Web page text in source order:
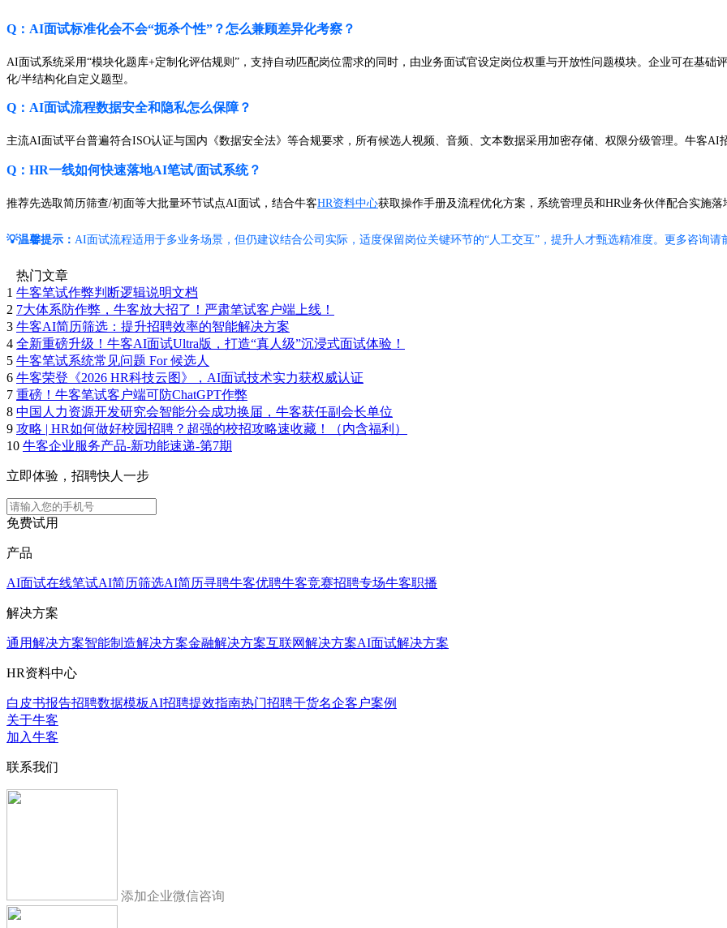
Q：AI面试标准化会不会“扼杀个性”？怎么兼顾差异化考察？
AI面试系统采用“模块化题库+定制化评估规则”，支持自动匹配岗位需求的同时，由业务面试官设定岗位权重与开放性问题模块。企业可在基
化/半结构化自定义题型。
Q：AI面试流程数据安全和隐私怎么保障？
主流AI面试平台普遍符合ISO认证与国内《数据安全法》等合规要求，所有候选人视频、音频、文本数据采用加密存储、权限分级管理。牛客AI
Q：HR一线如何快速落地AI笔试/面试系统？
推荐先选取简历筛查/初面等大批量环节试点AI面试，结合牛客HR资料中心获取操作手册及流程优化方案，系统管理员和HR业务伙伴配合实施落
💡温馨提示： AI面试流程适用于多业务场景，但仍建议结合公司实际，适度保留岗位关键环节的“人工交互”，提升人才甄选精准度。更多咨询请
热门文章
1 牛客笔试作弊判断逻辑说明文档
2 7大体系防作弊，牛客放大招了！严肃笔试客户端上线！
3 牛客AI简历筛选：提升招聘效率的智能解决方案
4 全新重磅升级！牛客AI面试Ultra版，打造“真人级”沉浸式面试体验！
5 牛客笔试系统常见问题 For 候选人
6 牛客荣登《2026 HR科技云图》，AI面试技术实力获权威认证
7 重磅！牛客笔试客户端可防ChatGPT作弊
8 中国人力资源开发研究会智能分会成功换届，牛客获任副会长单位
9 攻略 | HR如何做好校园招聘？超强的校招攻略速收藏！（内含福利）
10 牛客企业服务产品-新功能速递-第7期
立即体验，招聘快人一步
免费试用
产品
AI面试在线笔试AI简历筛选AI简历寻聘牛客优聘牛客竞赛招聘专场牛客职播
解决方案
通用解决方案智能制造解决方案金融解决方案互联网解决方案AI面试解决方案
HR资料中心
白皮书报告招聘数据模板AI招聘提效指南热门招聘干货名企客户案例
关于牛客
加入牛客
联系我们
添加企业微信咨询